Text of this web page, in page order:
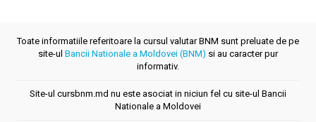
Toate informatiile referitoare la cursul valutar BNM sunt preluate de pe
site-ul Bancii Nationale a Moldovei (BNM) si au caracter pur
informativ.
Site-ul cursbnm.md nu este asociat in niciun fel cu site-ul Bancii
Nationale a Moldovei